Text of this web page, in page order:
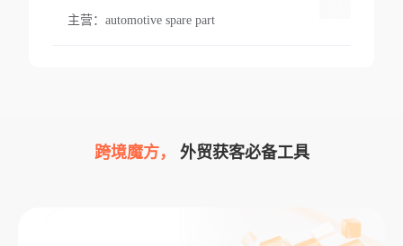
主营： automotive spare part
跨境魔方， 外贸获客必备工具